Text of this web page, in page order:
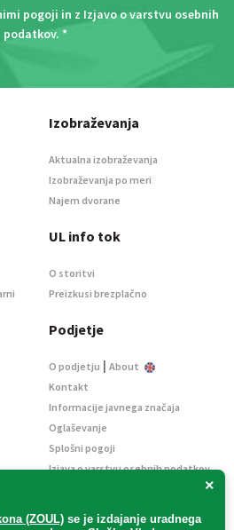
pogoji in z Izjavo o varstvu osebnih
podatkov. *
×
(ZOUL) se je izdajanje uradnega
Izobraževanja
Aktualna izobraževanja
Izobraževanja po meri
Najem dvorane
UL info tok
O storitvi
Preizkusi brezplačno
Podjetje
O podjetju | About
Kontakt
Informacije javnega značaja
Oglaševanje
Splošni pogoji
Izjava o varstvu osebnih podatkov